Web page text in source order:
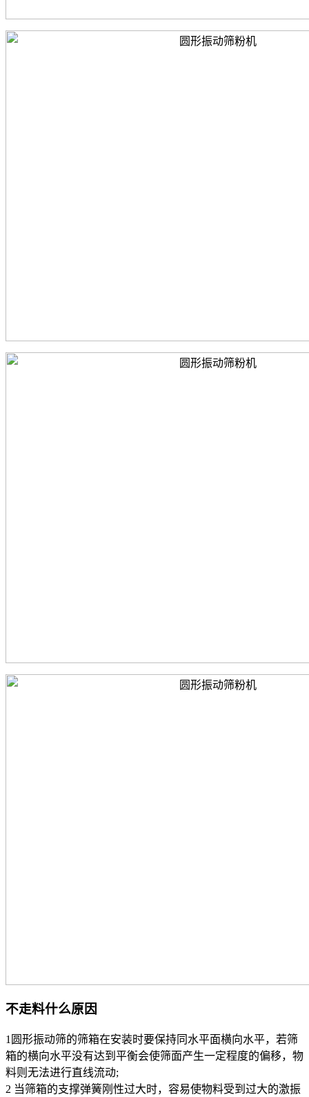
不走料什么原因
1圆形振动筛的筛箱在安装时要保持同水平面横向水平，若筛
箱的横向水平没有达到平衡会使筛面产生一定程度的偏移，物
料则无法进行直线流动;
2 当筛箱的支撑弹簧刚性过大时，容易使物料受到过大的激振